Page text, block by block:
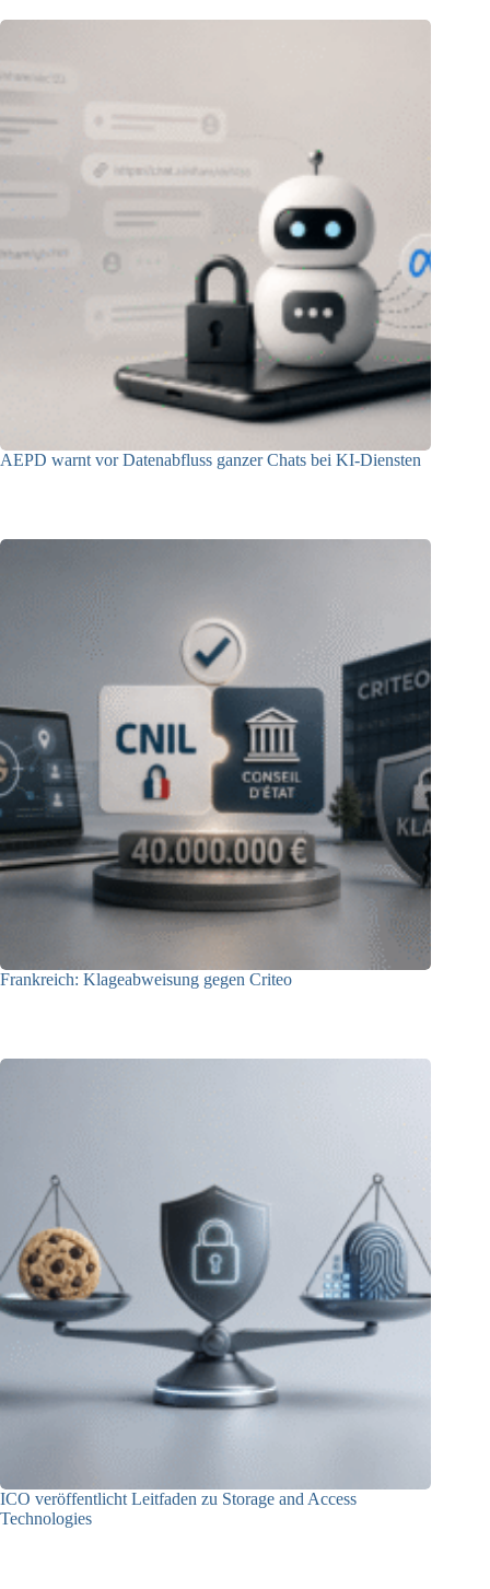
AEPD warnt vor Datenabfluss ganzer Chats bei KI-Diensten
Frankreich: Klageabweisung gegen Criteo
ICO veröffentlicht Leitfaden zu Storage and Access
Technologies